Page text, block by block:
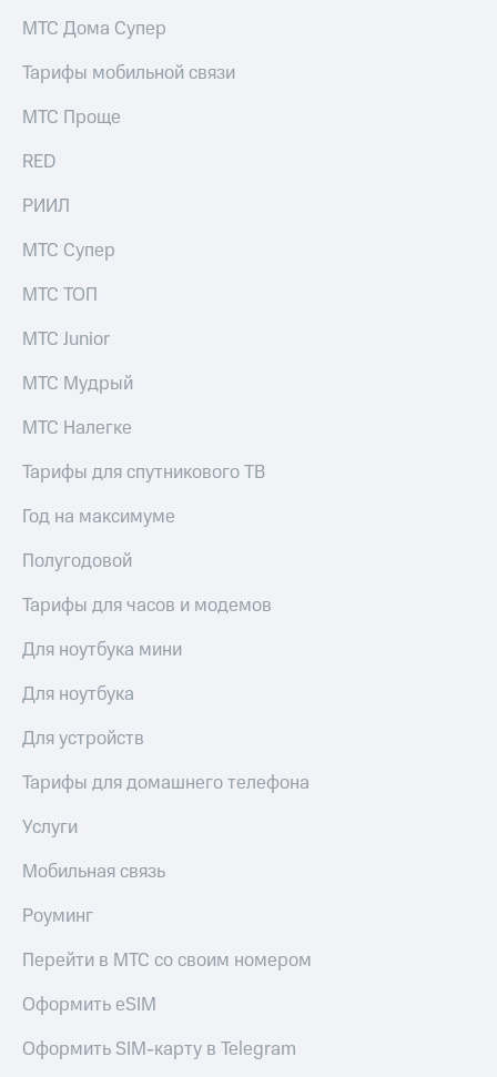
МТС Дома Супер
Тарифы мобильной связи
МТС Проще
RED
РИИЛ
МТС Супер
МТС ТОП
МТС Junior
МТС Мудрый
МТС Налегке
Тарифы для спутникового ТВ
Год на максимуме
Полугодовой
Тарифы для часов и модемов
Для ноутбука мини
Для ноутбука
Для устройств
Тарифы для домашнего телефона
Услуги
Мобильная связь
Роуминг
Перейти в МТС со своим номером
Оформить eSIM
Оформить SIM-карту в Telegram